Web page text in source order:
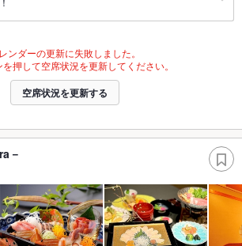
ンダーの更新に失敗しました。
押して空席状況を更新してください。
空席状況を更新する
－